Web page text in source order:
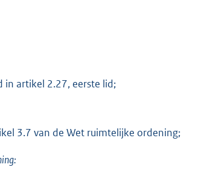
in artikel 2.27, eerste lid;
3.7 van de Wet ruimtelijke ordening;